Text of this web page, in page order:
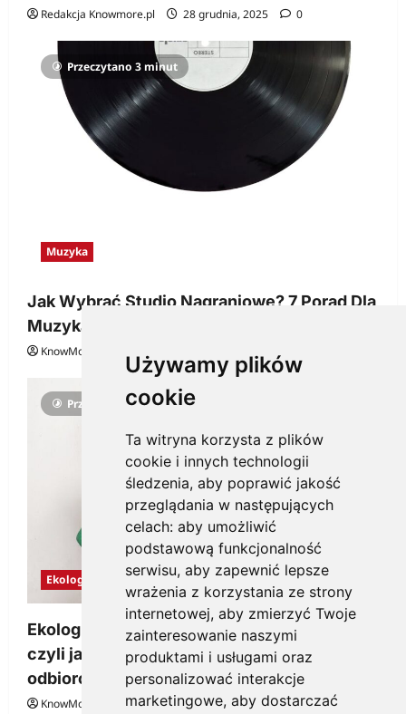
Używamy plików
cookie
Ta witryna korzysta z plików
cookie i innych technologii
śledzenia, aby poprawić jakość
przeglądania w następujących
celach: aby umożliwić
podstawową funkcjonalność
serwisu, aby zapewnić lepsze
wrażenia z korzystania ze strony
internetowej, aby zmierzyć Twoje
zainteresowanie naszymi
produktami i usługami oraz
personalizować interakcje
marketingowe, aby dostarczać
Redakcja Knowmore.pl 28 grudnia, 2025 0
Przeczytano 3 minut
Muzyka
Jak Wybrać Studio Nagraniowe? 7 Porad Dla
Muzyka
KnowMore.pl
Przeczytano 3 minut
Ekologia
Ekologiczne gadżety reklamowe dla firmy,
czyli jak wzbudzić zainteresowanie
odbiorców
KnowMore.pl 28 grudnia, 2025 0